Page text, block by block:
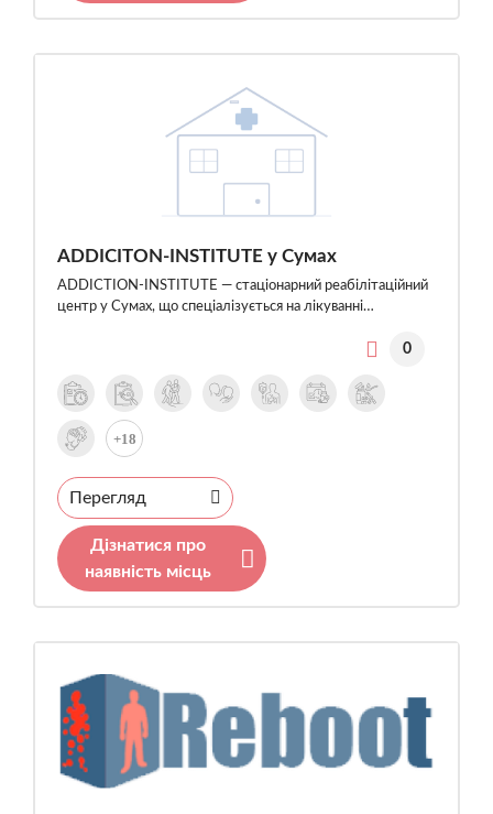
ADDICITON-INSTITUTE у Сумах
ADDICTION-INSTITUTE — стаціонарний реабілітаційний
центр у Сумах, що спеціалізується на лікуванні…
0
+18
Перегляд
Дізнатися про
наявність місць